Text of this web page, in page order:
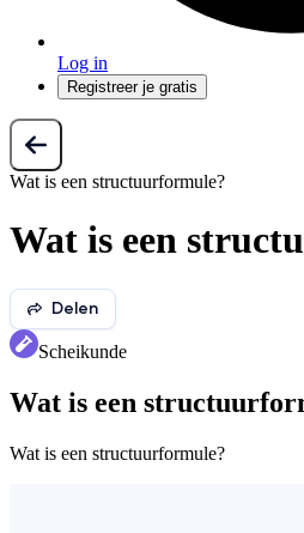
Log in
Registreer je gratis
Wat is een structuurformule?
Wat is een
Delen
Scheikunde
Wat is een
Wat is een structuurformule?